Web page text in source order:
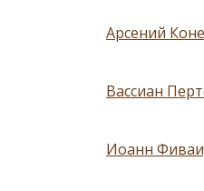
Арсений
Вассиан
Иоанн